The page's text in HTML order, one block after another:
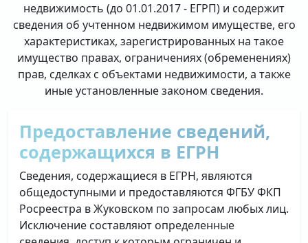
недвижимость (до 01.01.2017 - ЕГРП) и содержит
сведения об учтенном недвижимом имуществе, его
характеристиках, зарегистрированных на такое
имущество правах, ограничениях (обременениях)
прав, сделках с объектами недвижимости, а также
иные установленные законом сведения.
Предоставление сведений,
содержащихся в ЕГРН
Сведения, содержащиеся в ЕГРН, являются
общедоступными и предоставляются ФГБУ ФКП
Росреестра в Жуковском по запросам любых лиц.
Исключение составляют определенные